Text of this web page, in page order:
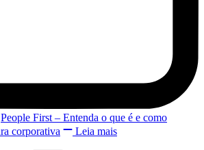
People First – Entenda o que é e como
corporativa
Leia mais